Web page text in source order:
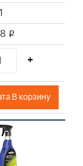
i
+
В корзину